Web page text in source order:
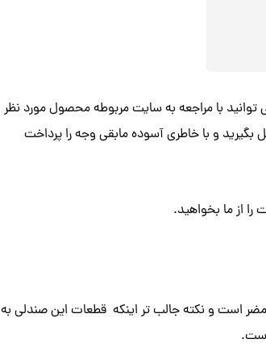
با مراجعه به سایت مربوطه محصول مورد نظر
بگیرید و با خاطری آسوده مابقی وجه را پرداخت
از ما بخواهید.
است و نکته جالب تر اینکه قطعات این صندلی به